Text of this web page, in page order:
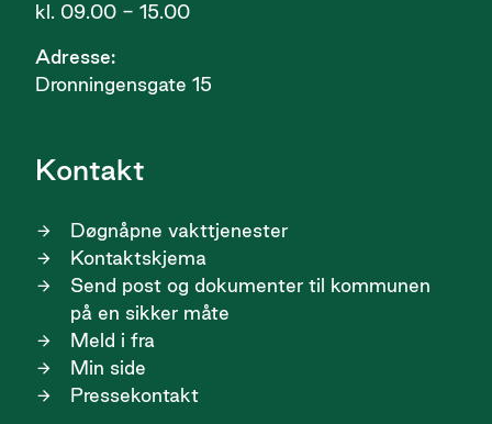
kl. 09.00 - 15.00
Adresse:
Dronningensgate 15
Kontakt
Døgnåpne vakttjenester
Kontaktskjema
Send post og dokumenter til kommunen
på en sikker måte
Meld i fra
Min side
Pressekontakt